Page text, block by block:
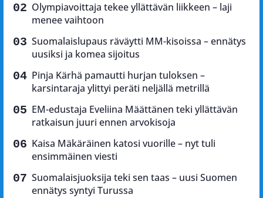
Olympiavoittaja tekee yllättävän liikkeen – laji
menee vaihtoon
Suomalaislupaus räväytti MM-kisoissa – ennätys
uusiksi ja komea sijoitus
Pinja Kärhä pamautti hurjan tuloksen –
karsintaraja ylittyi peräti neljällä metrillä
EM-edustaja Eveliina Määttänen teki yllättävän
ratkaisun juuri ennen arvokisoja
Kaisa Mäkäräinen katosi vuorille – nyt tuli
ensimmäinen viesti
Suomalaisjuoksija teki sen taas – uusi Suomen
ennätys syntyi Turussa